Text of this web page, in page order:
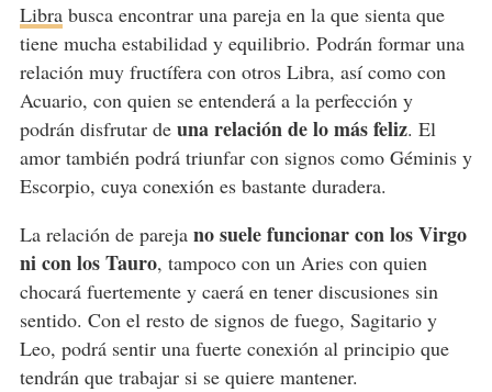
Librabusca encontrar una pareja en la que sienta que
tiene mucha estabilidad y equilibrio. Podrán formar una
relación muy fructífera con otros Libra, así como con
Acuario, con quien se entenderá a la perfección y
podrán disfrutar de una relación de lo más feliz. El
amor también podrá triunfar con signos como Géminis y
Escorpio, cuya conexión es bastante duradera.
La relación de pareja no suele funcionar con los Virgo
ni con los Tauro, tampoco con un Aries con quien
chocará fuertemente y caerá en tener discusiones sin
sentido. Con el resto de signos de fuego, Sagitario y
Leo, podrá sentir una fuerte conexión al principio que
tendrán que trabajar si se quiere mantener.